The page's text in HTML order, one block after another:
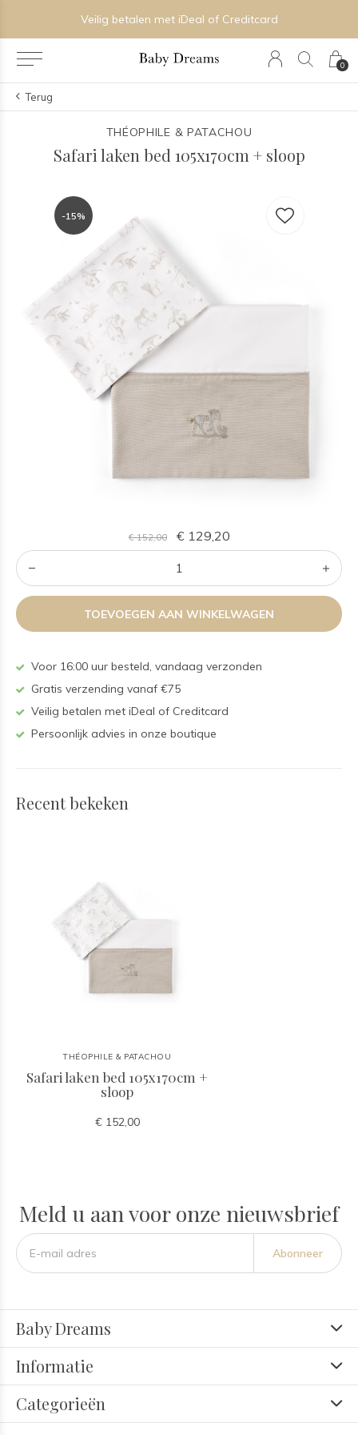
0
Veilig betalen met iDeal of Creditcard
Terug
THÉOPHILE & PATACHOU
Safari laken bed 105x170cm + sloop
-15%
€ 152,00 € 129,20
TOEVOEGEN AAN WINKELWAGEN
Voor 16:00 uur besteld, vandaag verzonden
Gratis verzending vanaf €75
Veilig betalen met iDeal of Creditcard
Persoonlijk advies in onze boutique
Recent bekeken
THÉOPHILE & PATACHOU
Safari laken bed 105x170cm +
sloop
€ 152,00
Meld u aan voor onze nieuwsbrief
Abonneer
Baby Dreams
Informatie
Categorieën